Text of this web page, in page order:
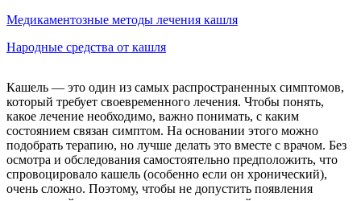
Медикаментозные методы лечения кашля
Народные средства от кашля
Кашель — это один из самых распространенных симптомов,
который требует своевременного лечения. Чтобы понять,
какое лечение необходимо, важно понимать, с каким
состоянием связан симптом. На основании этого можно
подобрать терапию, но лучше делать это вместе с врачом. Без
осмотра и обследования самостоятельно предположить, что
спровоцировало кашель (особенно если он хронический),
очень сложно. Поэтому, чтобы не допустить появления